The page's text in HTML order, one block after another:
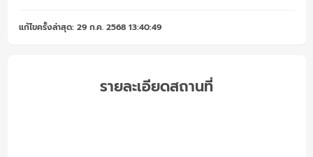
แก้ไขครั้งล่าสุด: 29 ก.ค. 2568 13:40:49
รายละเอียดสถานที่